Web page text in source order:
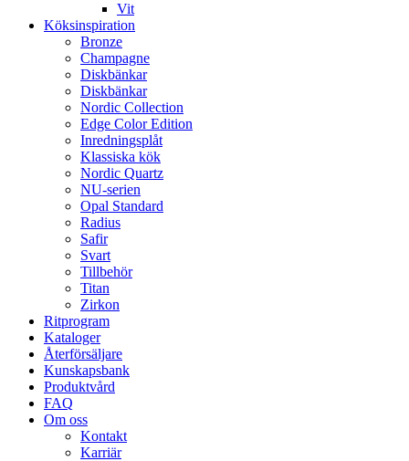
Vit
Köksinspiration
Bronze
Champagne
Diskbänkar
Diskbänkar
Nordic Collection
Edge Color Edition
Inredningsplåt
Klassiska kök
Nordic Quartz
NU-serien
Opal Standard
Radius
Safir
Svart
Tillbehör
Titan
Zirkon
Ritprogram
Kataloger
Återförsäljare
Kunskapsbank
Produktvård
FAQ
Om oss
Kontakt
Karriär